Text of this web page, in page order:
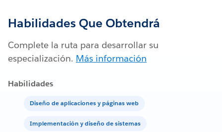
Habilidades Que Obtendrá
Complete la ruta para desarrollar su
especialización. Más información
Habilidades
Diseño de aplicaciones y páginas web
Implementación y diseño de sistemas